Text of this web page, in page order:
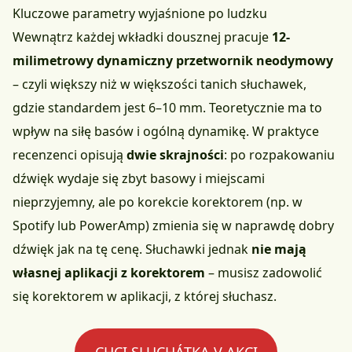
Kluczowe parametry wyjaśnione po ludzku
Wewnątrz każdej wkładki dousznej pracuje 12-
milimetrowy dynamiczny przetwornik neodymowy
– czyli większy niż w większości tanich słuchawek,
gdzie standardem jest 6–10 mm. Teoretycznie ma to
wpływ na siłę basów i ogólną dynamikę. W praktyce
recenzenci opisują dwie skrajności: po rozpakowaniu
dźwięk wydaje się zbyt basowy i miejscami
nieprzyjemny, ale po korekcie korektorem (np. w
Spotify lub PowerAmp) zmienia się w naprawdę dobry
dźwięk jak na tę cenę. Słuchawki jednak nie mają
własnej aplikacji z korektorem – musisz zadowolić
się korektorem w aplikacji, z której słuchasz.